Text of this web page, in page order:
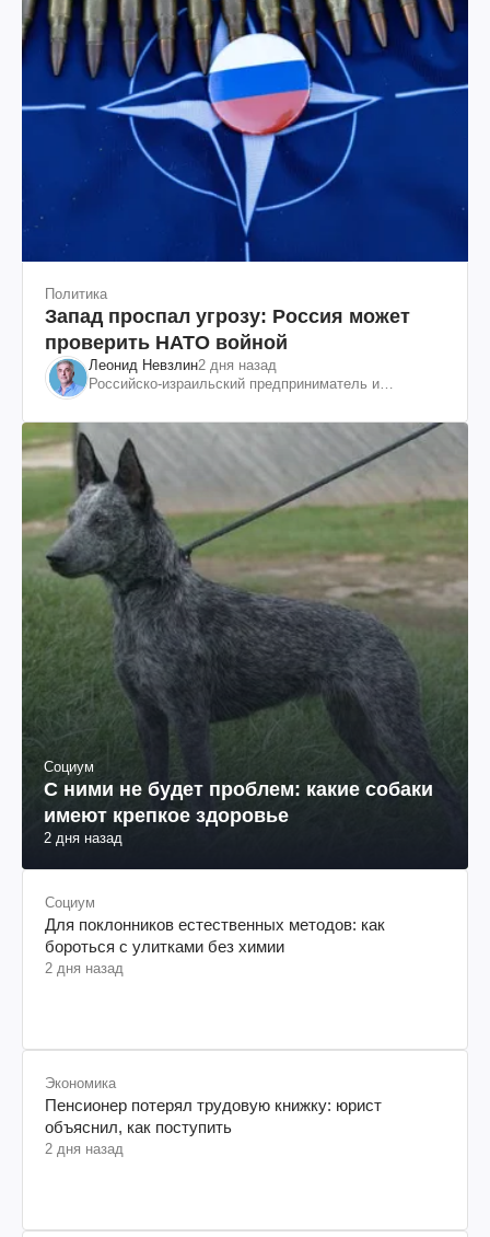
Политика
Запад проспал угрозу: Россия может
проверить НАТО войной
Леонид Невзлин2 дня назад
Российско-израильский предприниматель и
"ЮКОСа"
Социум
С ними не будет проблем: какие собаки
имеют крепкое здоровье
2 дня назад
Социум
Для поклонников естественных методов: как
бороться с улитками без химии
2 дня назад
Экономика
Пенсионер потерял трудовую книжку: юрист
объяснил, как поступить
2 дня назад